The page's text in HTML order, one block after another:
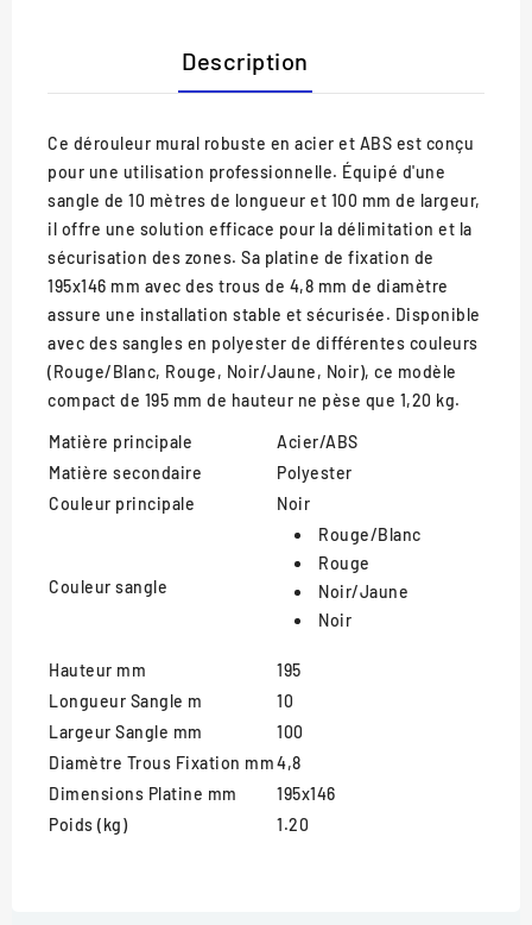
Description
Ce dérouleur mural robuste en acier et ABS est conçu
pour une utilisation professionnelle. Équipé d'une
sangle de 10 mètres de longueur et 100 mm de largeur,
il offre une solution efficace pour la délimitation et la
sécurisation des zones. Sa platine de fixation de
195x146 mm avec des trous de 4,8 mm de diamètre
assure une installation stable et sécurisée. Disponible
avec des sangles en polyester de différentes couleurs
(Rouge/Blanc, Rouge, Noir/Jaune, Noir), ce modèle
compact de 195 mm de hauteur ne pèse que 1,20 kg.
Matière principale
Acier/ABS
Matière secondaire
Polyester
Couleur principale
Noir
Couleur sangle
Rouge/Blanc
Rouge
Noir/Jaune
Noir
Hauteur mm
195
Longueur Sangle m
10
Largeur Sangle mm
100
Diamètre Trous Fixation mm4,8
Dimensions Platine mm
195x146
Poids (kg)
1.20